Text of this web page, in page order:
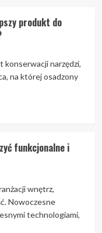
produkt do
narzędzi,
na której osadzony
funkcjonalne i
wnętrz,
Nowoczesne
technologiami,